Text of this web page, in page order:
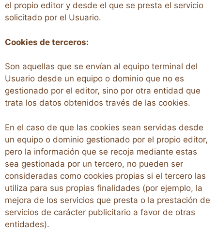
el propio editor y desde el que se presta el servicio
solicitado por el Usuario.
Cookies de terceros:
Son aquellas que se envían al equipo terminal del
Usuario desde un equipo o dominio que no es
gestionado por el editor, sino por otra entidad que
trata los datos obtenidos través de las cookies.
En el caso de que las cookies sean servidas desde
un equipo o dominio gestionado por el propio editor,
pero la información que se recoja mediante estas
sea gestionada por un tercero, no pueden ser
consideradas como cookies propias si el tercero las
utiliza para sus propias finalidades (por ejemplo, la
mejora de los servicios que presta o la prestación de
servicios de carácter publicitario a favor de otras
entidades).